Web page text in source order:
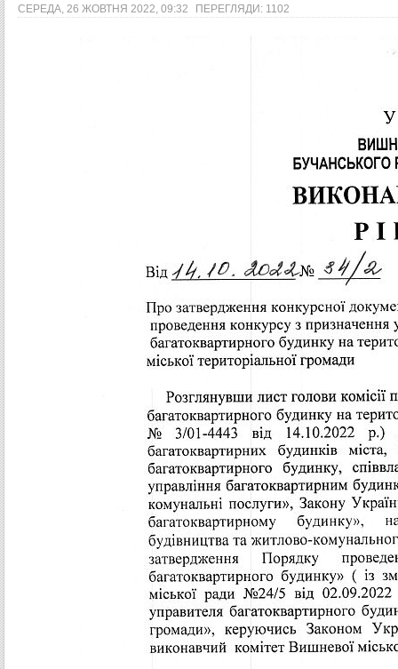
СЕРЕДА, 26 ЖОВТНЯ 2022, 09:32 ПЕРЕГЛЯДИ: 1102